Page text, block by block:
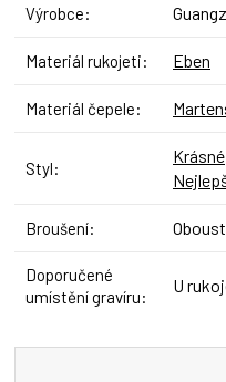
Výrobce:
Materiál rukojeti: Eben
Materiál čepele:
Styl:
Krásné
Broušení:
Doporučené
umístění gravíru:
U